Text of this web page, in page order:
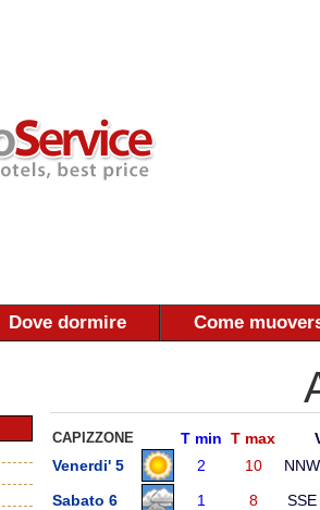
Dove dormire Come
CAPIZZONE T min T max
Venerdi' 5
2 10
NNW
Sabato 6
1 8
SSE